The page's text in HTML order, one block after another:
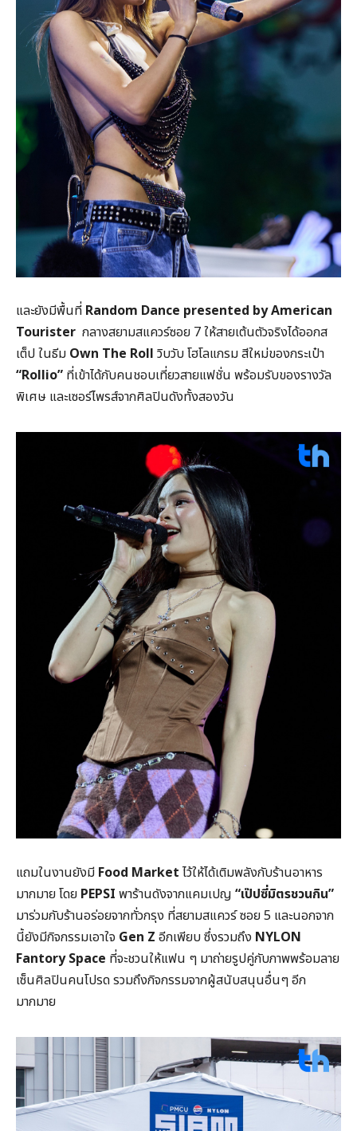
และยังมีพื้นที่ Random Dance presented by American
Tourister กลางสยามสแควร์ซอย 7 ให้สายเต้นตัวจริงได้ออกส
เต็ป ในธีม Own The Roll วิบวับ โฮโลแกรม สีใหม่ของกระเป๋า
“Rollio” ที่เข้าได้กับคนชอบเที่ยวสายแฟชั่น พร้อมรับของรางวัล
พิเศษ และเซอร์ไพรส์จากศิลปินดังทั้งสองวัน
แถมในงานยังมี Food Market ไว้ให้ได้เติมพลังกับร้านอาหาร
มากมาย โดย PEPSI พาร้านดังจากแคมเปญ “เป๊ปซี่มิตรชวนกิน”
มาร่วมกับร้านอร่อยจากทั่วกรุง ที่สยามสแควร์ ซอย 5 และนอกจาก
นี้ยังมีกิจกรรมเอาใจ Gen Z อีกเพียบ ซึ่งรวมถึง NYLON
Fantory Space ที่จะชวนให้แฟน ๆ มาถ่ายรูปคู่กับภาพพร้อมลาย
เซ็นศิลปินคนโปรด รวมถึงกิจกรรมจากผู้สนับสนุนอื่นๆ อีก
มากมาย